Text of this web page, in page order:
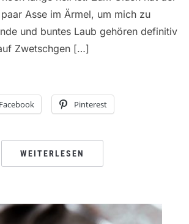
Asse im Ärmel, um mich zu
und buntes Laub gehören definitiv
Zwetschgen […]
Facebook Pinterest
WEITERLESEN